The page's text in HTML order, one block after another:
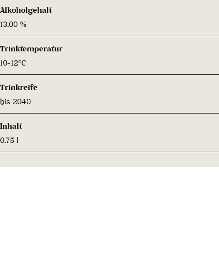
Alkoholgehalt
13.00 %
Trinktemperatur
10-12°C
Trinkreife
bis 2040
Inhalt
0.75 l